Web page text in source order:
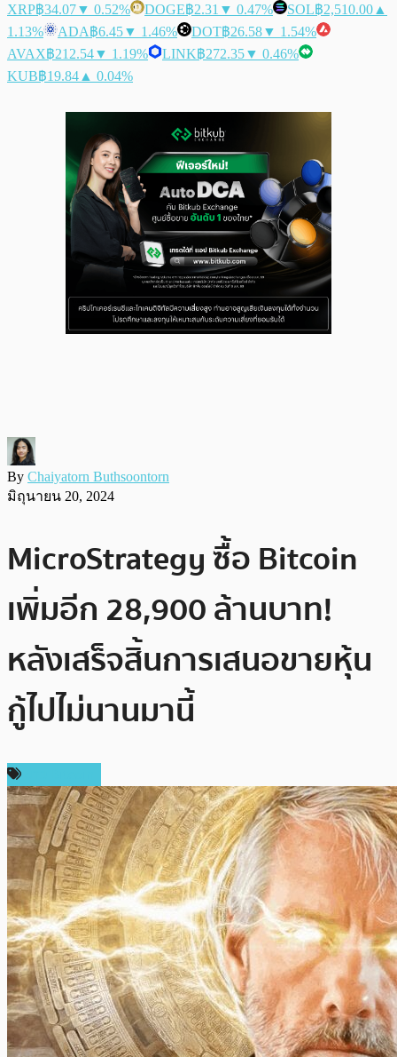
XRP฿34.07▼ 0.52% DOGE฿2.31 ▼ 0.47% SOL฿2,510.00 ▲
1.13%
ADA฿6.45▼ 1.46% DOT฿26.58▼ 1.54%
AVAX฿212.54▼ 1.19% LINK฿272.35▼ 0.46%
KUB฿19.84 ▲ 0.04%
By Chaiyatorn Buthsoontorn
มิถุนายน 20, 2024
MicroStrategy ซื้อ Bitcoin
เพิ่มอีก 28,900 ล้านบาท!
หลังเสร็จสิ้นการเสนอขายหุ้น
กู้ไปไม่นานมานี้